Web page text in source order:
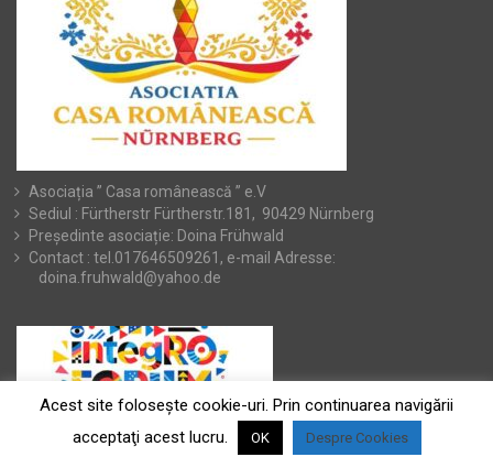
Asociația ” Casa românească ” e.V
Sediul : Fürtherstr Fürtherstr.181, 90429 Nürnberg
Președinte asociație: Doina Frühwald
Contact : tel.017646509261, e-mail Adresse:
doina.fruhwald@yahoo.de
Acest site foloseşte cookie-uri. Prin continuarea navigării
acceptaţi acest lucru.
OK Despre Cookies